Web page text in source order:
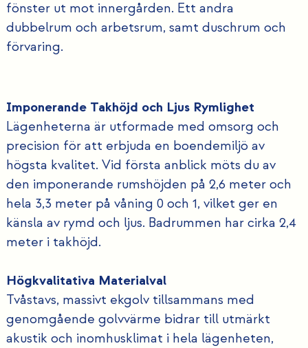
fönster ut mot innergården. Ett andra
dubbelrum och arbetsrum, samt duschrum och
förvaring.
Imponerande Takhöjd och Ljus Rymlighet
Lägenheterna är utformade med omsorg och
precision för att erbjuda en boendemiljö av
högsta kvalitet. Vid första anblick möts du av
den imponerande rumshöjden på 2,6 meter och
hela 3,3 meter på våning 0 och 1, vilket ger en
känsla av rymd och ljus. Badrummen har cirka 2,4
meter i takhöjd.
Högkvalitativa Materialval
Tvåstavs, massivt ekgolv tillsammans med
genomgående golvvärme bidrar till utmärkt
akustik och inomhusklimat i hela lägenheten,